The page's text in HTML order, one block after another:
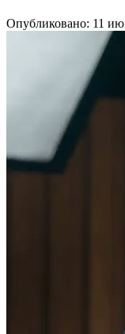
Опубликовано: 11